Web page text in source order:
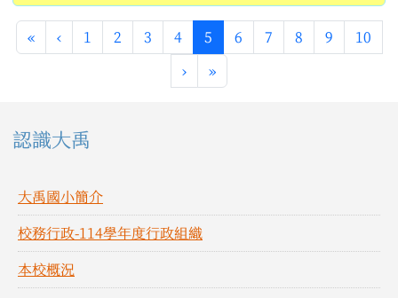
«第一頁
‹上一頁
1 2 3 4 5(目前頁次)
6 7 8 9 10
›下一頁
»最後頁
左邊區域內容
認識大禹
大禹國小簡介
校務行政-114學年度行政組織
本校概況